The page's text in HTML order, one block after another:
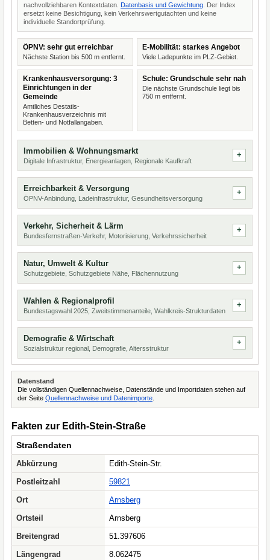
nachvollziehbaren Kontextdaten. Datenbasis und Gewichtung . Der Index
ersetzt keine Besichtigung, kein Verkehrswertgutachten und keine
individuelle Standortprüfung.
ÖPNV: sehr gut erreichbar
Nächste Station bis 500 m entfernt.
E-Mobilität: starkes Angebot
Viele Ladepunkte im PLZ-Gebiet.
Krankenhausversorgung: 3
Einrichtungen in der
Gemeinde
Amtliches Destatis-
Krankenhausverzeichnis mit
Betten- und Notfallangaben.
Schule: Grundschule sehr nah
Die nächste Grundschule liegt bis
750 m entfernt.
Immobilien & Wohnungsmarkt
Digitale Infrastruktur, Energieanlagen, Regionale Kaufkraft
Erreichbarkeit & Versorgung
ÖPNV-Anbindung, Ladeinfrastruktur, Gesundheitsversorgung
Verkehr, Sicherheit & Lärm
Bundesfernstraßen-Verkehr, Motorisierung, Verkehrssicherheit
Natur, Umwelt & Kultur
Schutzgebiete, Schutzgebiete Nähe, Flächennutzung
Wahlen & Regionalprofil
Bundestagswahl 2025, Zweitstimmenanteile, Wahlkreis-Strukturdaten
Demografie & Wirtschaft
Sozialstruktur regional, Demografie, Altersstruktur
Datenstand
Die vollständigen Quellennachweise, Datenstände und Importdaten stehen auf
der Seite Quellennachweise und Datenimporte
Fakten zur Edith-Stein-Straße
Straßendaten
Abkürzung
Edith-Stein-Str.
Postleitzahl
59821
Ort
Arnsberg
Ortsteil
Arnsberg
Breitengrad
51.397606
Längengrad
8.062475